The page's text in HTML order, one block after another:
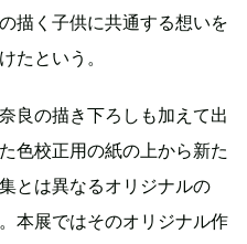
描く子供に共通する想いを
たという。
良の描き下ろしも加えて出
色校正用の紙の上から新た
とは異なるオリジナルの
本展ではそのオリジナル作